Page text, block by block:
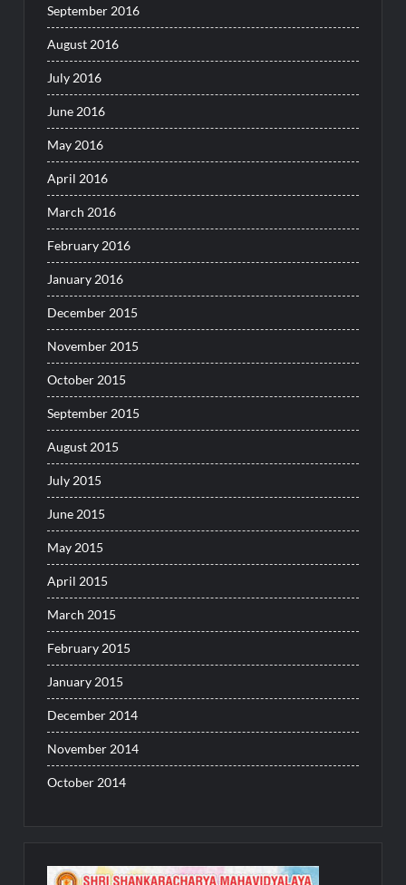
September 2016
August 2016
July 2016
June 2016
May 2016
April 2016
March 2016
February 2016
January 2016
December 2015
November 2015
October 2015
September 2015
August 2015
July 2015
June 2015
May 2015
April 2015
March 2015
February 2015
January 2015
December 2014
November 2014
October 2014